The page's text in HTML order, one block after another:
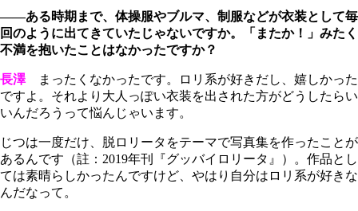
――ある時期まで、体操服やブルマ、制服などが衣装として毎
回のように出てきていたじゃないですか。「またか！」みたく
不満を抱いたことはなかったですか？
長澤まったくなかったです。ロリ系が好きだし、嬉しかった
ですよ。それより大人っぽい衣装を出された方がどうしたらい
いんだろうって悩んじゃいます。
じつは一度だけ、脱ロリータをテーマで写真集を作ったことが
あるんです（註：2019年刊『グッバイロリータ』）。作品とし
ては素晴らしかったんですけど、やはり自分はロリ系が好きな
んだなって。